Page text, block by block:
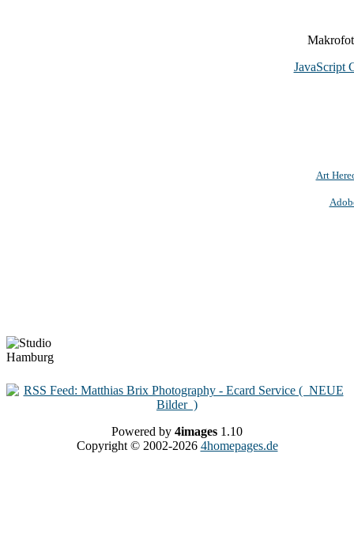
JavaScript
Art
Powered by 4images 1.10
Copyright © 2002-2026 4homepages.de